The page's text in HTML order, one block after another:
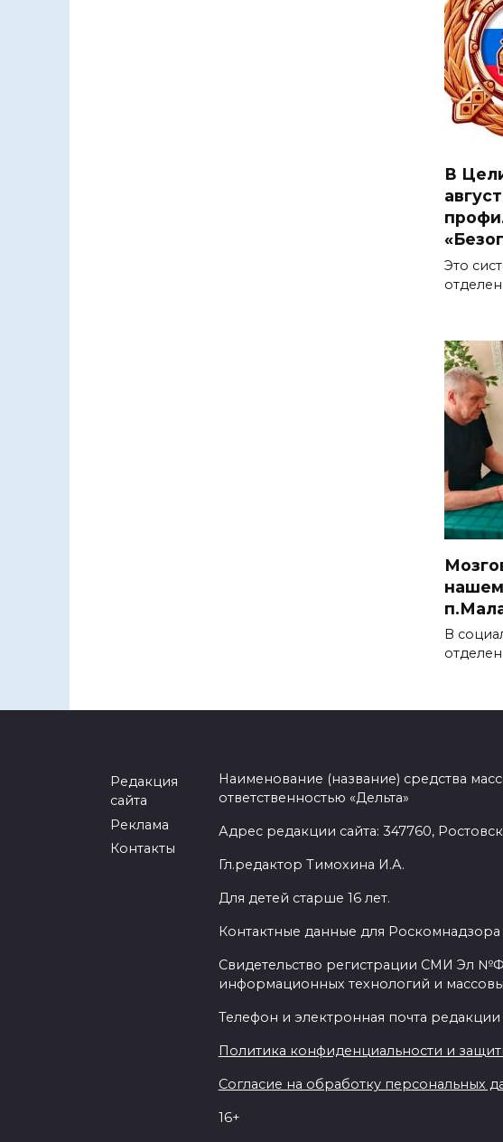
В
Это
В
Редакция
сайта
Реклама
Контакты
Наименование (название) средства
ответственностью «Дельта»
Адрес редакции сайта: 347760,
Гл.редактор Тимохина И.А.
Для детей старше 16 лет.
Контактные данные для
Свидетельство регистрации СМИ Эл
информационных технологий и
Телефон и электронная почта редакции
Политика конфиденциальности и
Согласие на обработку персональных
16+